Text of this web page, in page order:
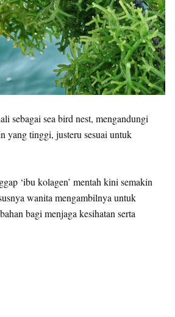
sebagai sea bird nest, mengandungi
yang tinggi, justeru sesuai untuk
‘ibu kolagen’ mentah kini semakin
wanita mengambilnya untuk
bagi menjaga kesihatan serta